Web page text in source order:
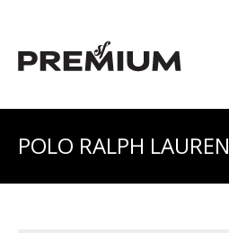
POLO RALPH LAUREN